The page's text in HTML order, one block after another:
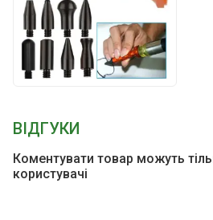
ВІДГУКИ
Коментувати товар можуть
користувачі